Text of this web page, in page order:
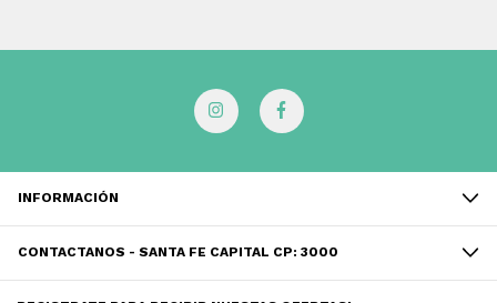
INFORMACIÓN
CONTACTANOS - SANTA FE CAPITAL CP: 3000